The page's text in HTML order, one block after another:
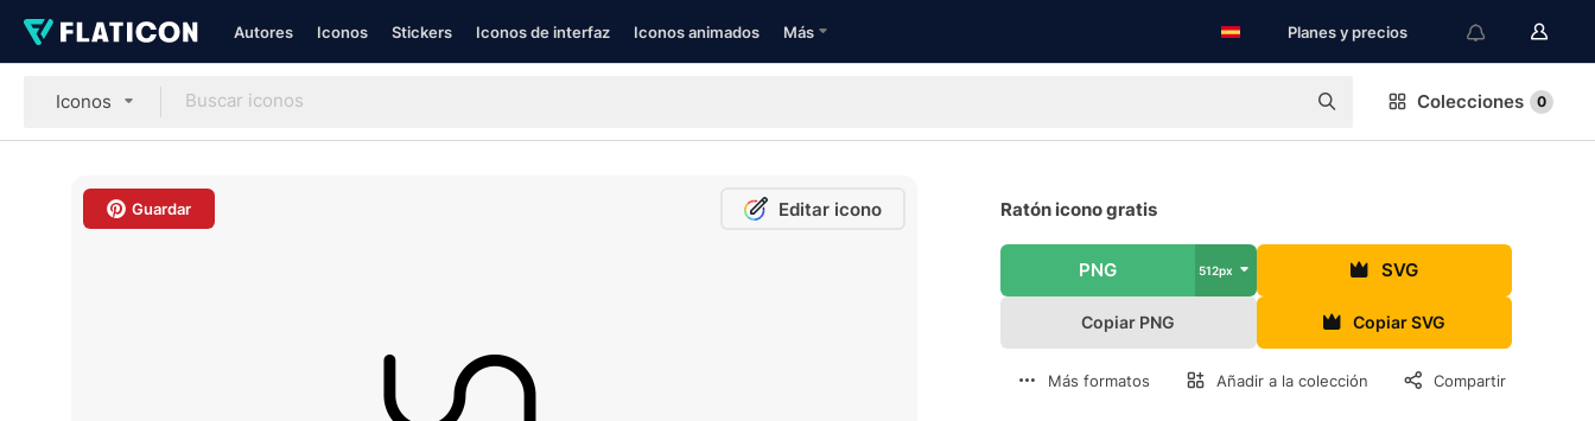
Autores Iconos Stickers Iconos de interfaz Iconos animados Más Planes y precios
Iconos Colecciones 0
Guardar Editar icono Ratón icono gratis
PNG 512px SVG
Copiar PNG Copiar SVG
Más formatos Añadir a la colección Compartir